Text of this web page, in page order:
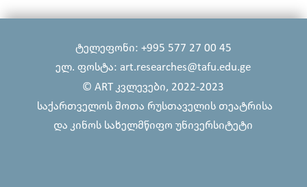
ტელეფონი: +995 577 27 00 45
ელ. ფოსტა: art.researches@tafu.edu.ge
© ART კვლევები, 2022-2023
საქართველოს შოთა რუსთაველის თეატრისა
და კინოს სახელმწიფო უნივერსიტეტი